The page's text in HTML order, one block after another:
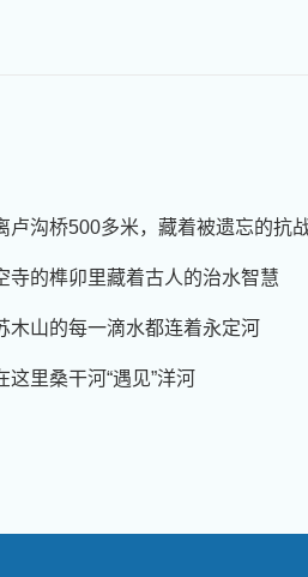
卢沟桥500多米，藏着被遗忘的抗
寺的榫卯里藏着古人的治水智慧
木山的每一滴水都连着永定河
这里桑干河“遇见”洋河